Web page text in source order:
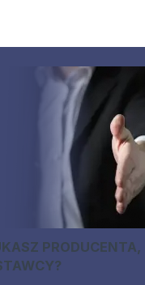
PRODUCENTA,